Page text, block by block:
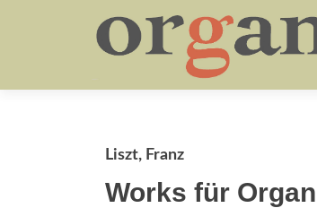
Liszt, Franz
Works für